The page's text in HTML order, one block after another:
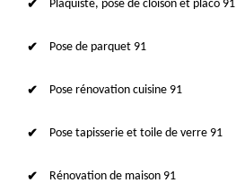
Plaquiste, pose de cloison et placo 91
Pose de parquet 91
Pose rénovation cuisine 91
Pose tapisserie et toile de verre 91
Rénovation de maison 91